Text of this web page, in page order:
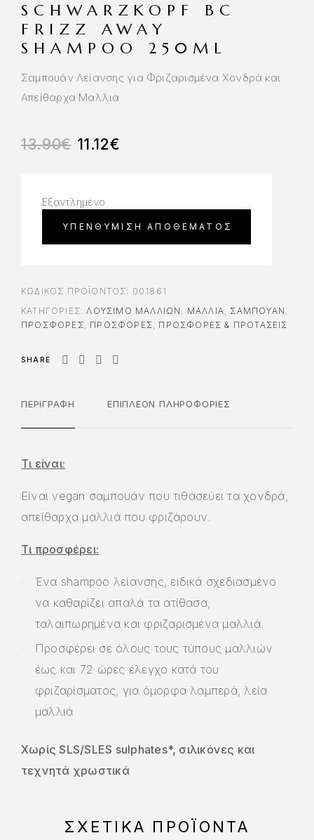
SCHWARZKOPF BC
FRIZZ AWAY
SHAMPOO 250ML
Σαμπουάν Λείανσης για Φριζαρισμένα Χονδρά και
Απείθαρχα Μαλλιά
13.90€ 11.12€
Εξαντλημένο
ΚΩΔΙΚΌΣ ΠΡΟΪΌΝΤΟΣ: 001861
ΚΑΤΗΓΟΡΊΕΣ:ΛΟΎΣΙΜΟ ΜΑΛΛΙΏΝ , ΜΑΛΛΙΑ, ΣΑΜΠΟΥΆΝ ,
ΠΡΟΣΦΟΡΈΣ, ΠΡΟΣΦΟΡΈΣ, ΠΡΟΣΦΟΡΕΣ & ΠΡΟΤΑΣΕΙΣ
SHARE
ΠΕΡΙΓΡΑΦΉ ΕΠΙΠΛΈΟΝ ΠΛΗΡΟΦΟΡΊΕΣ
Τι είναι:
Είναι vegan σαμπουάν που τιθασεύει τα χονδρά,
απείθαρχα μαλλιά που φριζάρουν.
Τι προσφέρει:
Ένα shampoo λείανσης, ειδικά σχεδιασμένο
να καθαρίζει απαλά τα ατίθασα,
ταλαιπωρημένα και φριζαρισμένα μαλλιά.
Προσφέρει σε όλους τους τύπους μαλλιών
έως και 72 ώρες έλεγχο κατά του
φριζαρίσματος, για όμορφα λαμπερά, λεία
μαλλιά
Χωρίς SLS/SLES sulphates*, σιλικόνες και
τεχνητά χρωστικά
ΣΧΕΤΙΚΆ ΠΡΟΪΌΝΤΑ